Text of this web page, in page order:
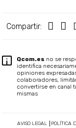
Compartir:
Qcom.es no se
identifica
opiniones
colaboradores,
convertirse en canal
mismas
AVISO LEGAL POLÍTICA